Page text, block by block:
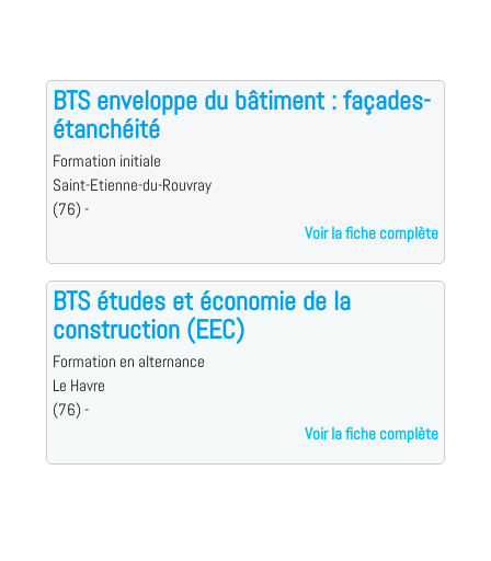
BTS enveloppe du bâtiment : façades-
étanchéité
Formation initiale
Saint-Etienne-du-Rouvray
(76) -
Voir la fiche complète
BTS études et économie de la
construction (EEC)
Formation en alternance
Le Havre
(76) -
Voir la fiche complète